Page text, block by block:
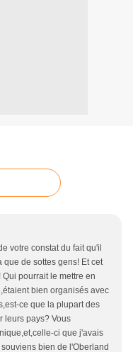
votre constat du fait qu'il
que de sottes gens! Et cet
pourrait le mettre en
bien organisés avec
ce que la plupart des
leurs pays? Vous
ci que j'avais
bien de l'Oberland